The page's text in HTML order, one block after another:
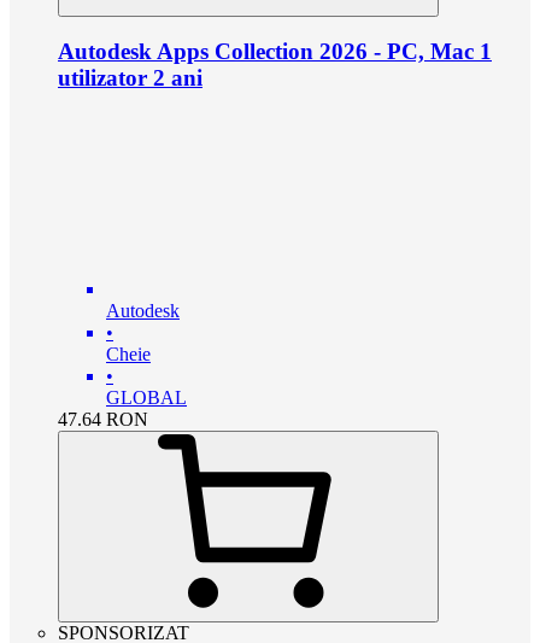
Autodesk Apps Collection 2026 - PC, Mac 1
utilizator 2 ani
Autodesk
•
Cheie
•
GLOBAL
47.64 RON
SPONSORIZAT